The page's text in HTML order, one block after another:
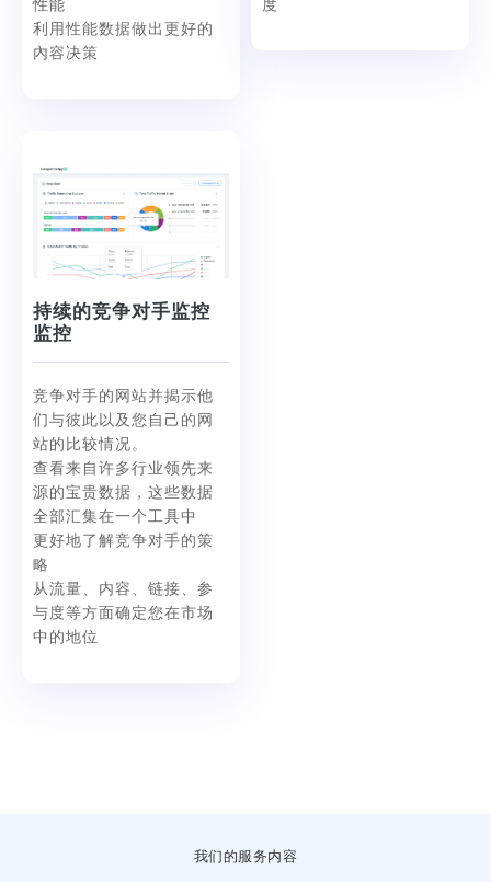
性能
利用性能数据做出更好的
內容决策
度
持续的竞争对手监控
监控
竞争对手的网站并揭示他
们与彼此以及您自己的网
站的比较情况。
查看来自许多行业领先来
源的宝贵数据，这些数据
全部汇集在一个工具中
更好地了解竞争对手的策
略
从流量、内容、链接、参
与度等方面确定您在市场
中的地位
我们的服务内容